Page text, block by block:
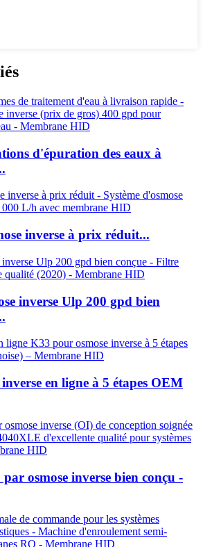
d'épuration des eaux à
inverse à prix réduit...
inverse Ulp 200 gpd bien
inverse en ligne à 5 étapes OEM
osmose inverse bien conçu -